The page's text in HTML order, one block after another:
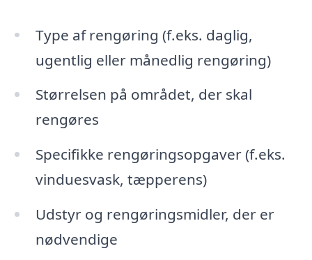
Type af rengøring (f.eks. daglig,
ugentlig eller månedlig rengøring)
Størrelsen på området, der skal
rengøres
Specifikke rengøringsopgaver (f.eks.
vinduesvask, tæpperens)
Udstyr og rengøringsmidler, der er
nødvendige